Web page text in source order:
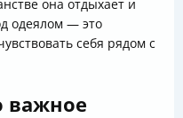
она отдыхает и
одеялом — это
себя рядом с
важное